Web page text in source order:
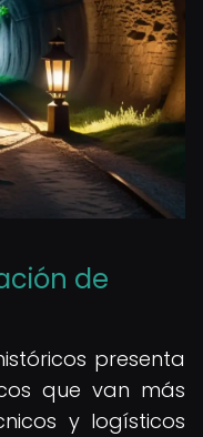
de
presenta
que van más
y logísticos